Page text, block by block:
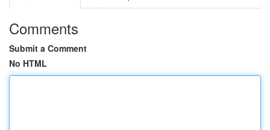
Comments
Submit a Comment
No HTML